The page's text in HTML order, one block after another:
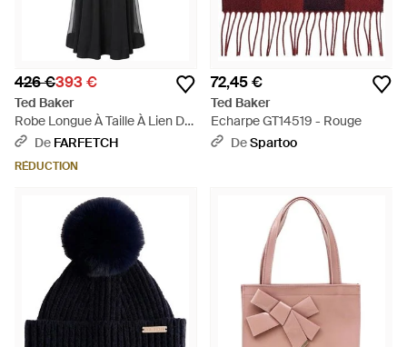
426 €393 €
Ted Baker
Robe Longue À Taille À Lien De
Resserrage - Noir
De FARFETCH
RÉDUCTION
72,45 €
Ted Baker
Echarpe GT14519 - Rouge
DeSpartoo